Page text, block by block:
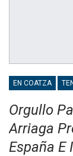
EN COATZA
Orgullo
Arriaga
España E